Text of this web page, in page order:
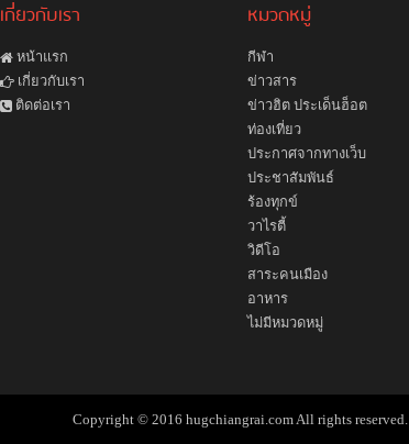
เกี่ยวกับเรา
หน้าแรก
เกี่ยวกับเรา
ติดต่อเรา
หมวดหมู่
กีฬา
ข่าวสาร
ข่าวฮิต ประเด็นฮ็อต
ท่องเที่ยว
ประกาศจากทางเว็บ
ประชาสัมพันธ์
ร้องทุกข์
วาไรตี้
วิดีโอ
สาระคนเมือง
อาหาร
ไม่มีหมวดหมู่
Copyright © 2016 hugchiangrai.com All rights reserved.